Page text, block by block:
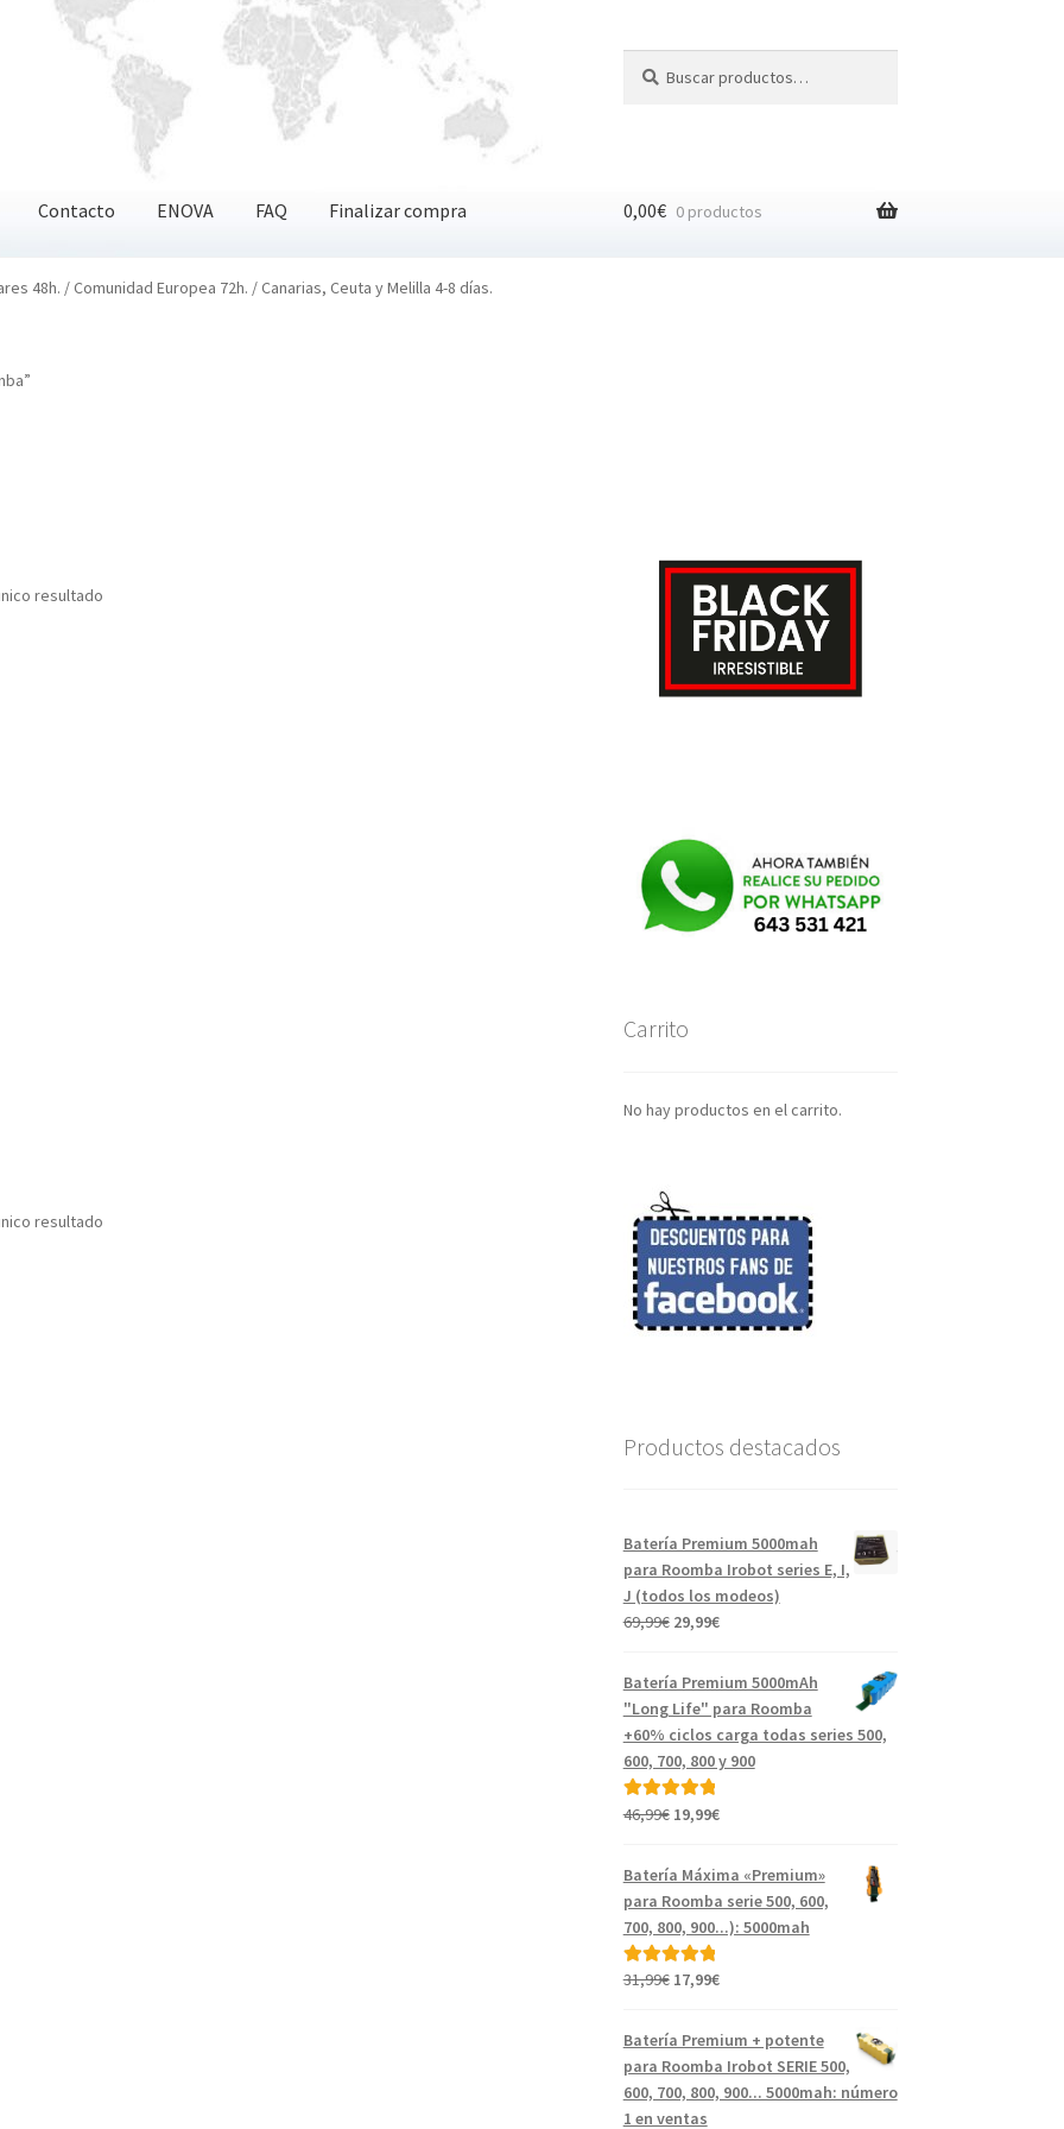
por:
Contacto ENOVA FAQ Finalizar compra
FAQ Finalizar compra
0,00€ 0 productos
48h. / Comunidad Europea 72h. / Canarias, Ceuta y Melilla 4-8 días.
resultado
resultado
Carrito
No hay productos en el carrito.
Productos destacados
Batería Premium 5000mah
para Roomba Irobot series E, I,
J (todos los modeos)
69,99€ El
original
era:
69,99€.
29,99€El
actual
29,99€.
Batería Premium 5000mAh
"Long Life" para Roomba
+60% ciclos carga todas series 500,
600, 700, 800 y 900
Valorado con
46,99€ El
original
46,99€.
19,99€El
actual
19,99€.
Batería Máxima «Premium»
para Roomba serie 500, 600,
700, 800, 900...): 5000mah
Valorado con
31,99€ El
original
31,99€.
17,99€El
actual
es:
17,99€.
Batería Premium + potente
para Roomba Irobot SERIE 500,
600, 700, 800, 900... 5000mah: número
1 en ventas